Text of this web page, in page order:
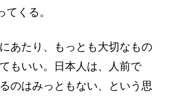
くる。
あたり、もっとも大切なもの
もいい。日本人は、人前で
のはみっともない、という思